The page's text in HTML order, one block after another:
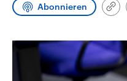
Abonnieren
Link